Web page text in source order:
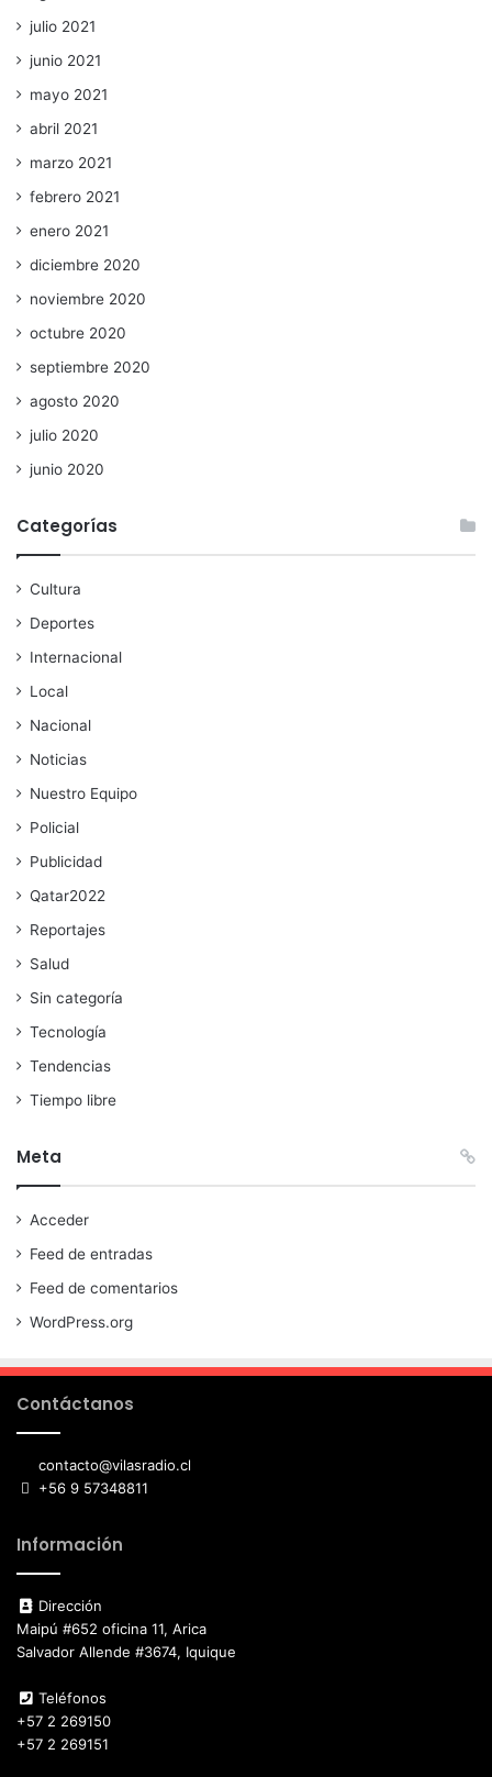
julio 2021
junio 2021
mayo 2021
abril 2021
marzo 2021
febrero 2021
enero 2021
diciembre 2020
noviembre 2020
octubre 2020
septiembre 2020
agosto 2020
julio 2020
junio 2020
Categorías
Cultura
Deportes
Internacional
Local
Nacional
Noticias
Nuestro Equipo
Policial
Publicidad
Qatar2022
Reportajes
Salud
Sin categoría
Tecnología
Tendencias
Tiempo libre
Meta
Acceder
Feed de entradas
Feed de comentarios
WordPress.org
Contáctanos
contacto@vilasradio.cl
+56 9 57348811
Información
Dirección
Maipú #652 oficina 11, Arica
Salvador Allende #3674, Iquique
Teléfonos
+57 2 269150
+57 2 269151